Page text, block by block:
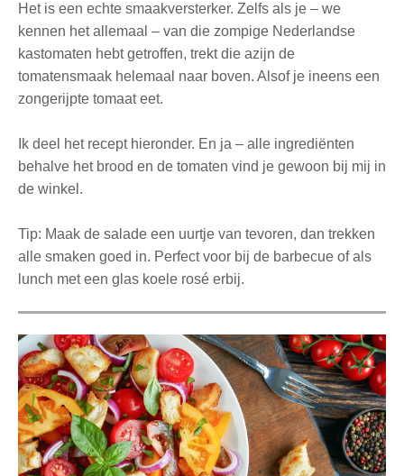
Het is een echte smaakversterker. Zelfs als je – we
kennen het allemaal – van die zompige Nederlandse
kastomaten hebt getroffen, trekt die azijn de
tomatensmaak helemaal naar boven. Alsof je ineens een
zongerijpte tomaat eet.
Ik deel het recept hieronder. En ja – alle ingrediënten
behalve het brood en de tomaten vind je gewoon bij mij in
de winkel.
Tip: Maak de salade een uurtje van tevoren, dan trekken
alle smaken goed in. Perfect voor bij de barbecue of als
lunch met een glas koele rosé erbij.